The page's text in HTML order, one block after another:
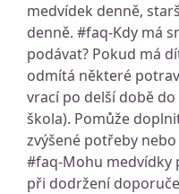
medvídek denně,
denně. #faq-Kdy má
podávat? Pokud má
odmítá některé
vrací po delší době
škola). Pomůže
zvýšené potřeby
#faq-Mohu medvídky
při dodržení